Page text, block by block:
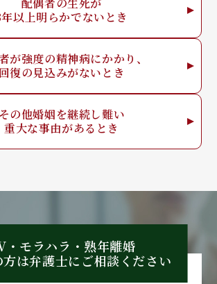
以上明らかでないとき
が強度の精神病にかかり、
回復の見込みがないとき
その他婚姻を継続し難い
重大な事由があるとき
・モラハラ・熟年離婚
は弁護士に ご相談ください